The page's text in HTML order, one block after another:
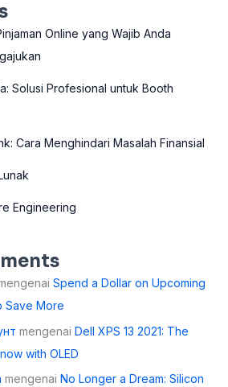
Online yang Wajib Anda
Solusi Profesional untuk Booth
Cara Menghindari Masalah Finansial
Engineering
Spend a Dollar on Upcoming
Save More
mengenai Dell XPS 13 2021: The
with OLED
mengenai No Longer a Dream: Silicon